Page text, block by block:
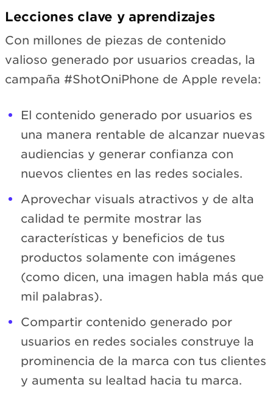
Lecciones clave y aprendizajes
Con millones de piezas de contenido
valioso generado por usuarios creadas, la
campaña #ShotOniPhone de Apple revela:
El contenido generado por usuarios es
una manera rentable de alcanzar nuevas
audiencias y generar confianza con
nuevos clientes en las redes sociales.
Aprovechar visuals atractivos y de alta
calidad te permite mostrar las
características y beneficios de tus
productos solamente con imágenes
(como dicen, una imagen habla más que
mil palabras).
Compartir contenido generado por
usuarios en redes sociales construye la
prominencia de la marca con tus clientes
y aumenta su lealtad hacia tu marca.